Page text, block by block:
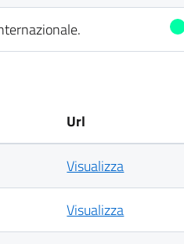
Url
Visualizza
Visualizza